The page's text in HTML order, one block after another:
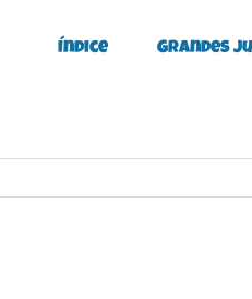
Índice Grandes